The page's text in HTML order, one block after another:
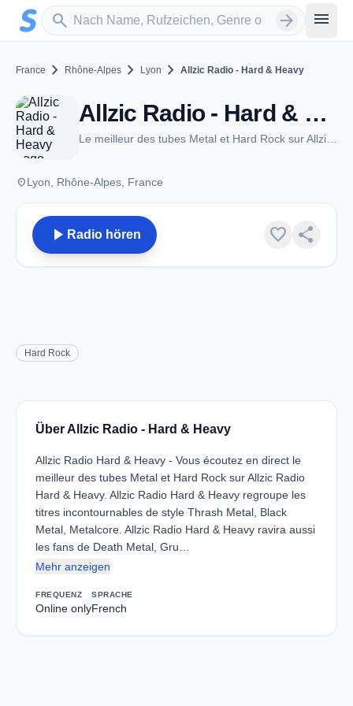
Zum Hauptinhalt springen
search
Sender suchen arrow_forward menu
France chevron_right Rhône-Alpes chevron_right Lyon chevron_right Allzic Radio - Hard & Heavy
Allzic Radio - Hard & Heavy - Lyon
placeLyon, Rhône-Alpes, France
play_arrow Radio hören favorite share
Hard Rock
Über Allzic Radio - Hard & Heavy
Allzic Radio Hard & Heavy - Vous écoutez en direct le
meilleur des tubes Metal et Hard Rock sur Allzic Radio
Hard & Heavy. Allzic Radio Hard & Heavy regroupe les
titres incontournables de style Thrash Metal, Black
Metal, Metalcore. Allzic Radio Hard & Heavy ravira aussi
les fans de Death Metal, Gru…
Mehr anzeigen
FREQUENZ
Online only
SPRACHE
French